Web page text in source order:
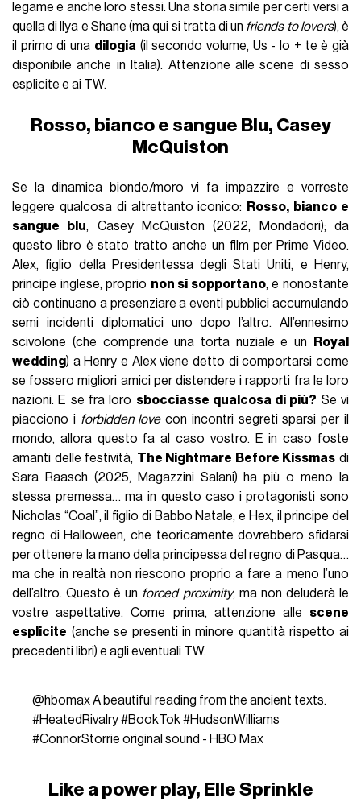
legame e anche loro stessi. Una storia simile per certi versi a
quella di Ilya e Shane (ma qui si tratta di un friends to lovers), è
il primo di una dilogia(il secondo volume, Us - Io + te è già
disponibile anche in Italia). Attenzione alle scene di sesso
esplicite e ai TW.
Rosso, bianco e sangue Blu, Casey
McQuiston
Se la dinamica biondo/moro vi fa impazzire e vorreste
leggere qualcosa di altrettanto iconico:
Rosso, bianco e
sangue blu, Casey McQuiston (2022, Mondadori); da
questo libro è stato tratto anche un film per Prime Video.
Alex, figlio della Presidentessa degli Stati Uniti, e Henry,
principe inglese, proprio non si sopportano, e nonostante
ciò continuano a presenziare a eventi pubblici accumulando
semi incidenti diplomatici uno dopo l’altro. All’ennesimo
scivolone (che comprende una torta nuziale e un
Royal
wedding) a Henry e Alex viene detto di comportarsi come
se fossero migliori amici per distendere i rapporti fra le loro
nazioni. E se fra loro sbocciasse qualcosa di più? Se vi
piacciono i forbidden lovecon incontri segreti sparsi per il
mondo, allora questo fa al caso vostro. E in caso foste
amanti delle festività, The Nightmare Before Kissmas di
Sara Raasch (2025, Magazzini Salani) ha più o meno la
stessa premessa… ma in questo caso i protagonisti sono
Nicholas “Coal”, il figlio di Babbo Natale, e Hex, il principe del
regno di Halloween, che teoricamente dovrebbero sfidarsi
per ottenere la mano della principessa del regno di Pasqua…
ma che in realtà non riescono proprio a fare a meno l’uno
dell’altro. Questo è un forced proximity, ma non deluderà le
vostre aspettative. Come prima, attenzione alle scene
esplicite (anche se presenti in minore quantità rispetto ai
precedenti libri) e agli eventuali TW.
@hbomaxA beautiful reading from the ancient texts.
#HeatedRivalry#BookTok#HudsonWilliams
#ConnorStorrie original sound - HBO Max
Like a power play, Elle Sprinkle